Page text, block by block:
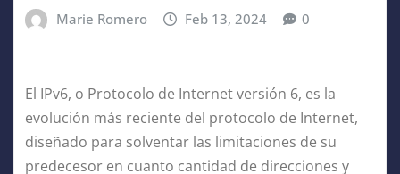
Marie Romero Feb 13, 2024 0
El IPv6, o Protocolo de Internet versión 6, es la
evolución más reciente del protocolo de Internet,
diseñado para solventar las limitaciones de su
predecesor en cuanto cantidad de direcciones y